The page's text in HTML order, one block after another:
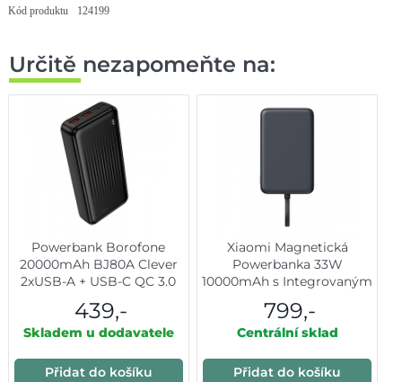
Kód produktu 124199
Určitě nezapomeňte na:
Powerbank Borofone
20000mAh BJ80A Clever
2xUSB-A + USB-C QC 3.0
439,-
Skladem u dodavatele
Přidat do košíku
Xiaomi Magnetická
Powerbanka 33W
10000mAh s Integrovaným
799,-
Centrální sklad
Přidat do košíku